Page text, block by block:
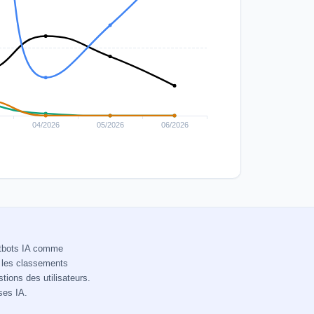
IA comme
classements
des utilisateurs.
IA.